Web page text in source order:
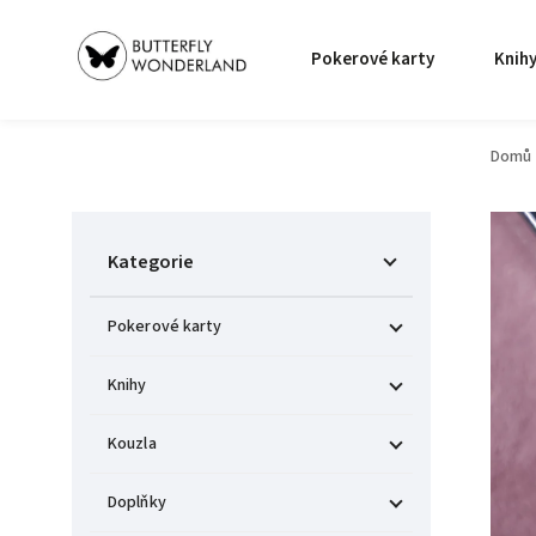
Pokerové karty Knihy
Domů
Kategorie
Pokerové karty
Knihy
Kouzla
Doplňky